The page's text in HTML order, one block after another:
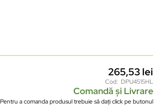
265,53 lei
Cod: DPU4515HL
Comandă și Livrare
Pentru a comanda produsul trebuie să dați click pe butonul